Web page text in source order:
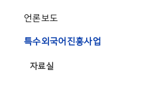
언론보도
특수외국어진흥사업
자료실